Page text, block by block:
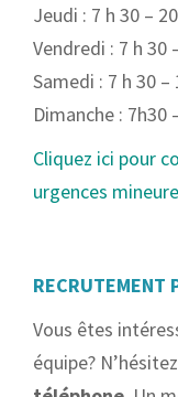
Jeudi : 7 h 30 –
Vendredi : 7 h 30
Samedi : 7 h 30 –
Dimanche : 7h30
Cliquez ici pour
urgences
RECRUTEMENT
Vous êtes
équipe?